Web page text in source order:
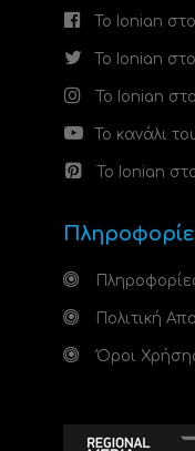
Το Ionian
Το Ionian
Το Ionian
Το κανάλι
Το Ionian
Πολιτική
Όροι